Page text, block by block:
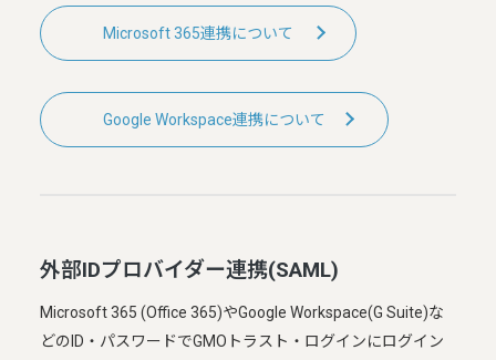
Microsoft 365連携について
Google Workspace連携について
外部IDプロバイダー連携(SAML)
Microsoft 365 (Office 365)やGoogle Workspace(G Suite)な
どのID・パスワードでGMOトラスト・ログインにログイン